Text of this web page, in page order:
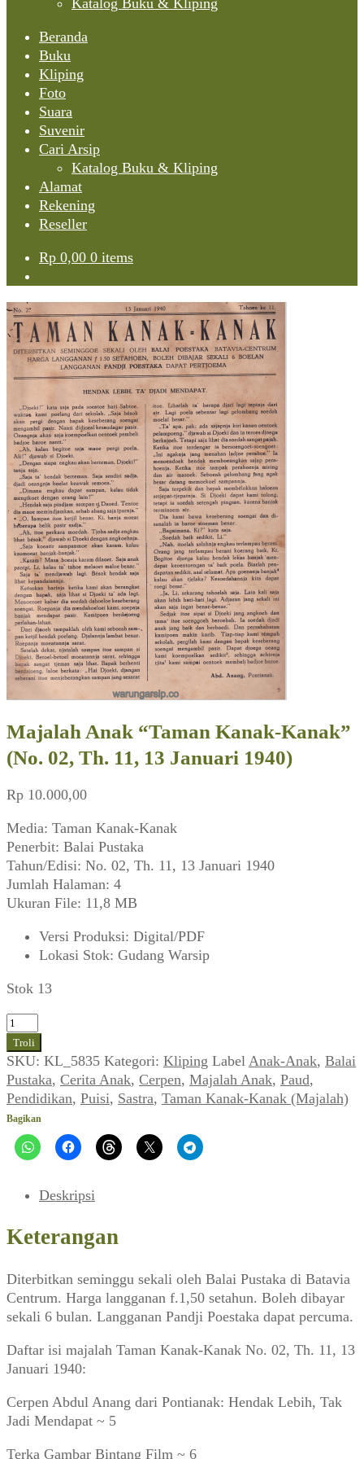
Katalog Buku & Kliping
Beranda
Buku
Kliping
Foto
Suara
Suvenir
Cari Arsip
Katalog Buku & Kliping
Alamat
Rekening
Reseller
Rp 0,00 0 items
Majalah Anak “Taman Kanak-Kanak”
(No. 02, Th. 11, 13 Januari 1940)
Rp 10.000,00
Media: Taman Kanak-Kanak
Penerbit: Balai Pustaka
Tahun/Edisi: No. 02, Th. 11, 13 Januari 1940
Jumlah Halaman: 4
Ukuran File: 11,8 MB
Versi Produksi: Digital/PDF
Lokasi Stok: Gudang Warsip
Stok 13
Kuantitas
Majalah
Anak
"Taman
Kanak-
Kanak"
(No.
02,
Januari
1940)
Troli
SKU: KL_5835 Kategori: Kliping Label Anak-Anak, Balai
Pustaka, Cerita Anak, Cerpen, Majalah Anak, Paud,
Pendidikan, Puisi, Sastra, Taman Kanak-Kanak (Majalah)
Bagikan
Deskripsi
Keterangan
Diterbitkan seminggu sekali oleh Balai Pustaka di Batavia
Centrum. Harga langganan f.1,50 setahun. Boleh dibayar
sekali 6 bulan. Langganan Pandji Poestaka dapat percuma.
Daftar isi majalah Taman Kanak-Kanak No. 02, Th. 11, 13
Januari 1940:
Cerpen Abdul Anang dari Pontianak: Hendak Lebih, Tak
Jadi Mendapat ~ 5
Terka Gambar Bintang Film ~ 6